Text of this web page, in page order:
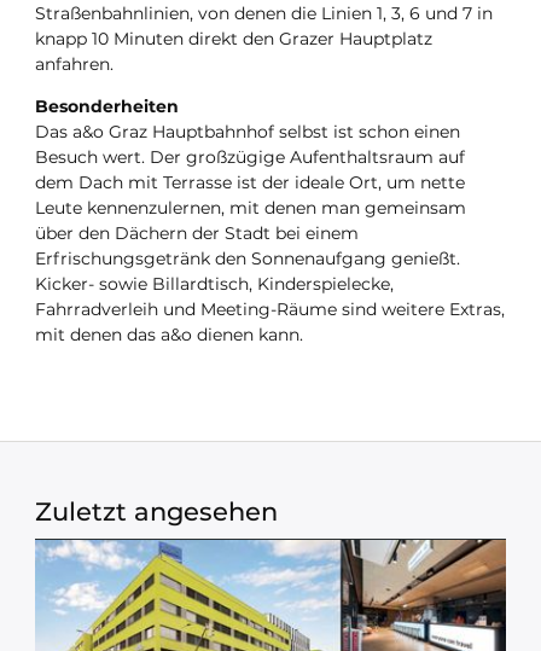
Straßenbahnlinien, von denen die Linien 1, 3, 6 und 7 in
knapp 10 Minuten direkt den Grazer Hauptplatz
anfahren.
Besonderheiten
Das a&o Graz Hauptbahnhof selbst ist schon einen
Besuch wert. Der großzügige Aufenthaltsraum auf
dem Dach mit Terrasse ist der ideale Ort, um nette
Leute kennenzulernen, mit denen man gemeinsam
über den Dächern der Stadt bei einem
Erfrischungsgetränk den Sonnenaufgang genießt.
Kicker- sowie Billardtisch, Kinderspielecke,
Fahrradverleih und Meeting-Räume sind weitere Extras,
mit denen das a&o dienen kann.
Zuletzt angesehen